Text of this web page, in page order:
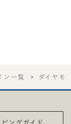
ン一覧 ダイヤモ